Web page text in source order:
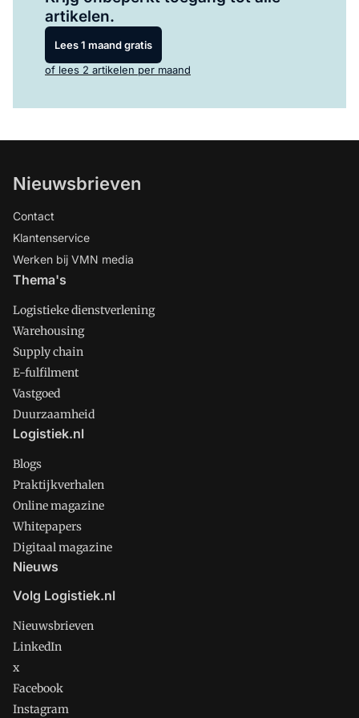
artikelen.
Lees 1 maand gratis
of lees 2 artikelen per maand
Nieuwsbrieven
Contact
Klantenservice
Werken bij VMN media
Thema's
Logistieke dienstverlening
Warehousing
Supply chain
E-fulfilment
Vastgoed
Duurzaamheid
Logistiek.nl
Blogs
Praktijkverhalen
Online magazine
Whitepapers
Digitaal magazine
Nieuws
Volg Logistiek.nl
Nieuwsbrieven
LinkedIn
x
Facebook
Instagram